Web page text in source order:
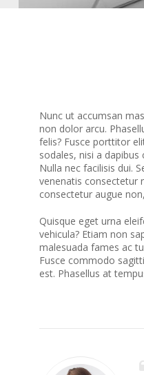
Nunc ut accumsan
non dolor arcu.
felis? Fusce porttitor
sodales, nisi a
Nulla nec facilisis dui.
venenatis consectetur
consectetur augue
Quisque eget urna
vehicula? Etiam non
malesuada fames ac
Fusce commodo
est. Phasellus at